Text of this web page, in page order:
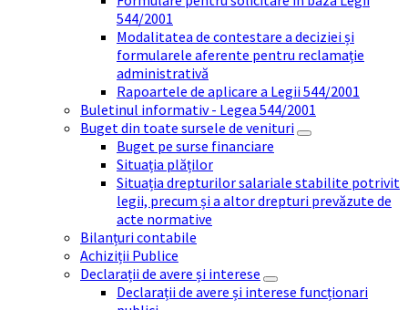
544/2001
Modalitatea de contestare a deciziei și
formularele aferente pentru reclamație
administrativă
Rapoartele de aplicare a Legii 544/2001
Buletinul informativ - Legea 544/2001
Buget din toate sursele de venituri
Buget pe surse financiare
Situația plăților
Situația drepturilor salariale stabilite potrivit
legii, precum și a altor drepturi prevăzute de
acte normative
Bilanțuri contabile
Achiziții Publice
Declarații de avere și interese
Declarații de avere și interese funcționari